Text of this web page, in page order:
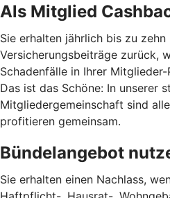
Als Mitglied
Sie erhalten jährlich bis zu
Versicherungsbeiträge zurück,
Schadenfälle in Ihrer
Das ist das Schöne: In unserer
Mitgliedergemeinschaft sind
profitieren gemeinsam.
Bündelangebot
Sie erhalten einen Nachlass,